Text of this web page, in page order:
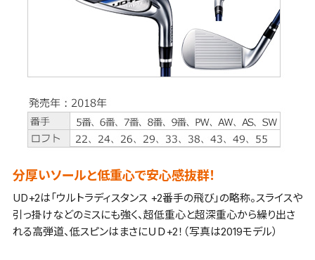
分厚いソールと低重心で安心感抜群！
UD+2は「ウルトラディスタンス +2番手の飛び」の略称。スライスや
引っ掛けなどのミスにも強く、超低重心と超深重心から繰り出さ
れる高弾道、低スピンはまさにＵＤ+2！（写真は2019モデル）